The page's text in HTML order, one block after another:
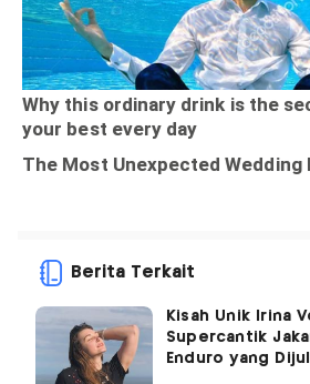
Berita Terkait
Kisah Unik Irina
Supercantik
Enduro yang